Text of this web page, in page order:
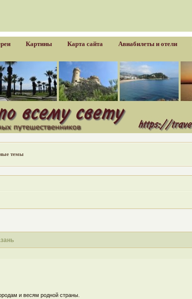
Картины Карта сайта Авиабилеты и отели
темы
и весям родной страны.